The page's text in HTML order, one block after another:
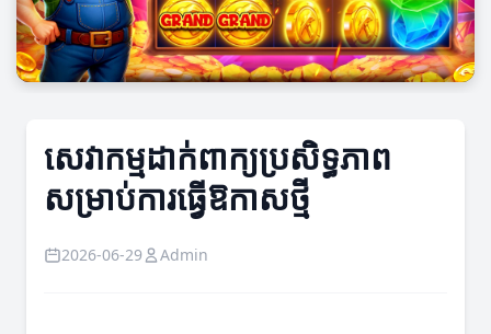
សេវាកម្មដាក់ពាក្យប្រសិទ្ធភាព
សម្រាប់ការធ្វើឱកាសថ្មី
2026-06-29 Admin